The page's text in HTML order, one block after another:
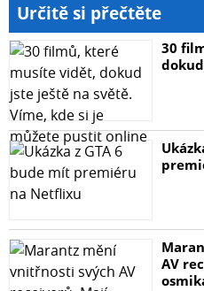
Určitě si přečtěte
30
AV